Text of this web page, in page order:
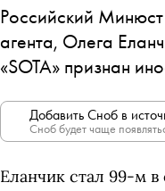
Российский
агента, Олега
«SOTA» признан
Добавить Сноб в
Сноб будет чаще
Еланчик стал 99-м